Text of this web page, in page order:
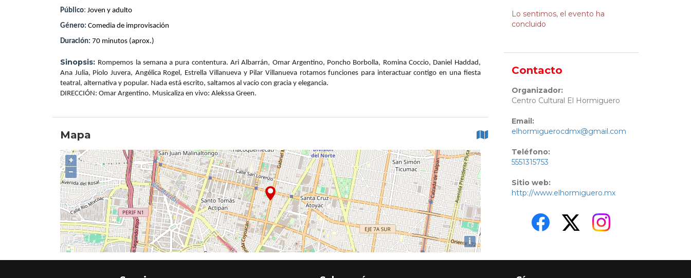
Público: Joven y adulto
Género: Comedia de improvisación
Duración: 70 minutos (aprox.)
Sinopsis: Rompemos la semana a pura contentura. Ari Albarrán, Omar Argentino, Poncho Borbolla, Romina Coccio, Daniel Haddad,
Ana Julia, Piolo Juvera, Angélica Rogel, Estrella Villanueva y Pilar Villanueva rotamos funciones para interactuar contigo en una fiesta
teatral, alternativa y popular. Nada está escrito, saltamos al vacío con gracia y elegancia.
DIRECCIÓN: Omar Argentino. Musicaliza en vivo: Alekssa Green.
Mapa
+
−
i
Lo sentimos, el evento ha
concluido
Contacto
Organizador:
Centro Cultural El Hormiguero
Email:
elhormiguerocdmx@gmail.com
Teléfono:
5551315753
Sitio web:
http://www.elhormiguero.mx